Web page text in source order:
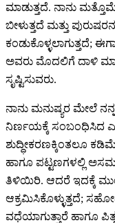
ಮಾಡುತ್ತದೆ. ನಾನು
ಬೀಳುತ್ತದೆ ಮತ್ತು
ಕಂಡುಕೊಳ್ಳಲಾಗುತ್ತದೆ;
ಅವರು ಮೊದಲಿಗೆ ದಾಳಿ
ಸೃಷ್ಟಿಸುವರು.
ನಾನು ಮನುಷ್ಯರ ಮೇಲೆ ನನ್ನ
ನಿರ್ಣಯಕ್ಕೆ ಸಂಬಂಧಿಸಿದ
ಶುದ್ಧೀಕರಣಕ್ಕಿಂತಲೂ
ಹಾಗೂ ಪಟ್ಟಣಗಳಲ್ಲಿ
ತಿಳಿಯಿರಿ. ಆದರೆ ಇದಕ್ಕೆ
ಆಕ್ರಮಿಸಿಕೊಳ್ಳುತ್ತದೆ;
ವಧೆಯಾಗುತ್ತಾರೆ ಹಾಗೂ